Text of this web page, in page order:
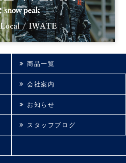
商品一覧
会社案内
お知らせ
スタッフブログ